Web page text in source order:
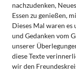
nachzudenken,
Essen zu genießen,
Dieses Mal waren es
und Gedanken vom
unserer
diese Texte
wir den